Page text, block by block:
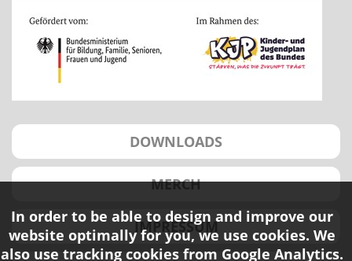
In order to be able to design and improve our
website optimally for you, we use cookies. We
also use tracking cookies from Google Analytics.
DOWNLOADS
MERCH
IMPRESSUM